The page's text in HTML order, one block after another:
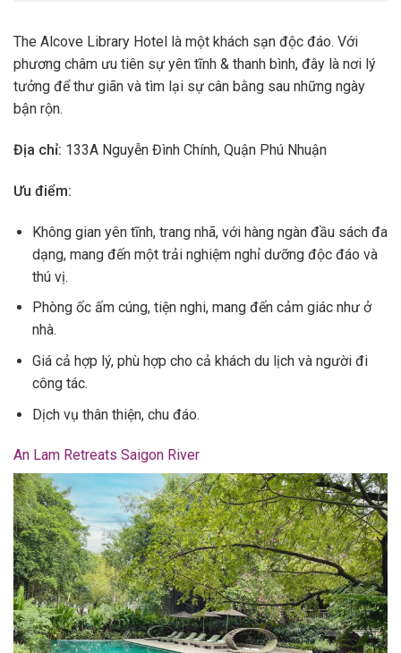
The Alcove Library Hotel là một khách sạn độc đáo. Với
phương châm ưu tiên sự yên tĩnh & thanh bình, đây là nơi lý
tưởng để thư giãn và tìm lại sự cân bằng sau những ngày
bận rộn.
Địa chỉ: 133A Nguyễn Đình Chính, Quận Phú Nhuận
Ưu điểm:
Không gian yên tĩnh, trang nhã, với hàng ngàn đầu sách đa
dạng, mang đến một trải nghiệm nghỉ dưỡng độc đáo và
thú vị.
Phòng ốc ấm cúng, tiện nghi, mang đến cảm giác như ở
nhà.
Giá cả hợp lý, phù hợp cho cả khách du lịch và người đi
công tác.
Dịch vụ thân thiện, chu đáo.
An Lam Retreats Saigon River